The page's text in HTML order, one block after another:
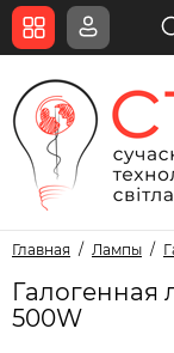
Главная Лампы
Галогенная
500W